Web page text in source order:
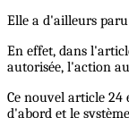
Elle a d'ailleurs
En effet, dans
autorisée, l'action
Ce nouvel article 24
d'abord et le